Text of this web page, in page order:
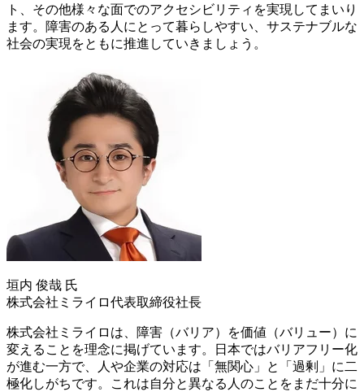
ト、その他様々な面でのアクセシビリティを実現してまいり
ます。障害のある人にとって暮らしやすい、サステナブルな
社会の実現をともに推進していきましょう。
垣内 俊哉 氏
株式会社ミライロ代表取締役社長
株式会社ミライロは、障害（バリア）を価値（バリュー）に
変えることを理念に掲げています。日本ではバリアフリー化
が進む一方で、人や企業の対応は「無関心」と「過剰」に二
極化しがちです。これは自分と異なる人のことをまだ十分に